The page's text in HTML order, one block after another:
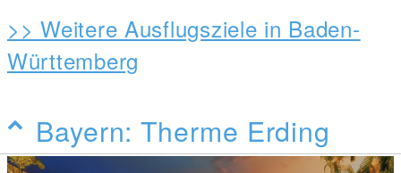
>> Weitere Ausflugsziele in Baden-
Württemberg
Bayern: Therme Erding